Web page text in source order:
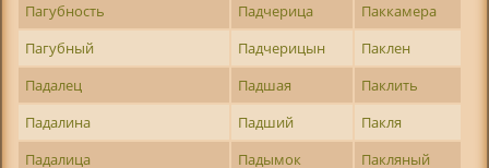
Пагубность
Падчерица
Паккамера
Пагубный
Падчерицын
Паклен
Падалец
Падшая
Паклить
Падалина
Падший
Пакля
Падалица
Падымок
Пакляный